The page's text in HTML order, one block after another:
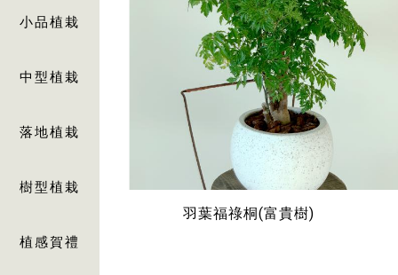
小品植栽
中型植栽
落地植栽
樹型植栽
植感賀禮
羽葉福祿桐(富貴樹)